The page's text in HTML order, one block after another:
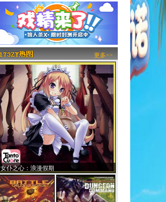
更多>>
女仆之心：浪漫假期